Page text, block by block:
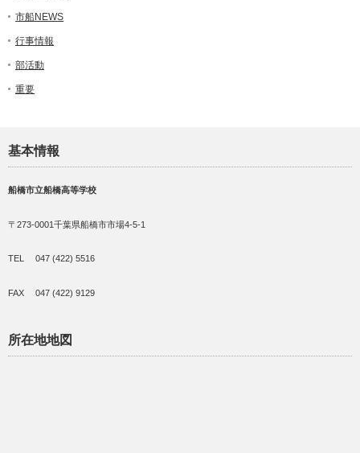
市船NEWS
行事情報
部活動
重要
基本情報
船橋市立船橋高等学校
〒273-0001千葉県船橋市市場4-5-1
TEL 047 (422) 5516
FAX 047 (422) 9129
所在地地図